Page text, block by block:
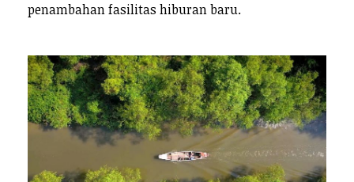
penambahan fasilitas hiburan baru.